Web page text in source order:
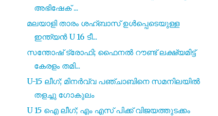
അഭിഷേക് ...
മലയാളി താരം ശഹ്ബാസ് ഉൾപ്പെടെയുള്ള
ഇന്ത്യൻ U 16 ടീ...
സന്തോഷ് ട്രോഫി; ഫൈനൽ റൗണ്ട് ലക്ഷ്യമിട്ട്
കേരളം തമി...
U-15 ലീഗ്; മിനർവ്വ പഞ്ചാബിനെ സമനിലയിൽ
തളച്ചു ഗോകുലം
U 15 ഐ ലീഗ്; എം എസ് പിക്ക് വിജയത്തുടക്കം